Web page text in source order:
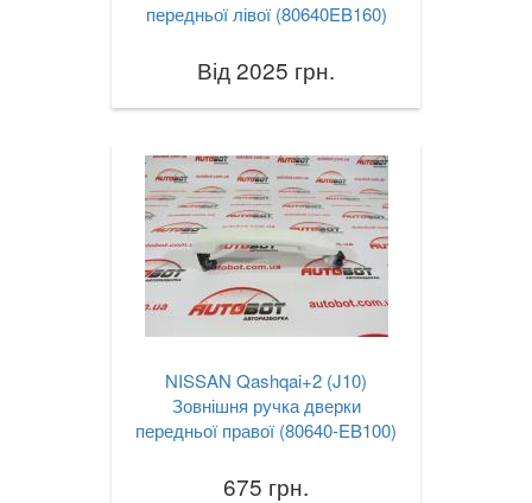
передньої лівої (80640EB160)
Від 2025 грн.
NISSAN Qashqai+2 (J10)
Зовнішня ручка дверки
передньої правої (80640-EB100)
675 грн.